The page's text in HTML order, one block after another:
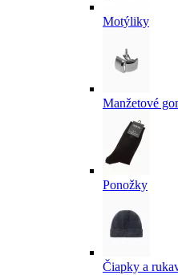
Motýliky
Manžetové
Ponožky
Čiapky a